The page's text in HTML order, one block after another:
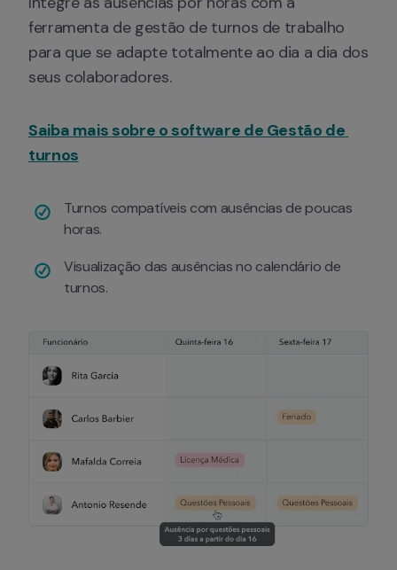
ferramenta de gestão de turnos de trabalho
para que se adapte totalmente ao dia a dia dos
seus colaboradores.
Saiba mais sobre o software de Gestão de
turnos
Turnos compatíveis com ausências de poucas
horas.
Visualização das ausências no calendário de
turnos.